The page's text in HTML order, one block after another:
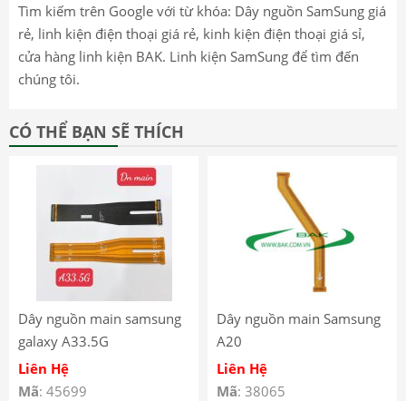
Tìm kiếm trên Google với từ khóa: Dây nguồn SamSung giá
rẻ, linh kiện điện thoại giá rẻ, kinh kiện điện thoại giá sỉ,
cửa hàng linh kiện BAK. Linh kiện SamSung để tìm đến
chúng tôi.
CÓ THỂ BẠN SẼ THÍCH
Dây nguồn main samsung
galaxy A33.5G
Liên Hệ
Mã: 45699
Dây nguồn main Samsung
A20
Liên Hệ
Mã: 38065